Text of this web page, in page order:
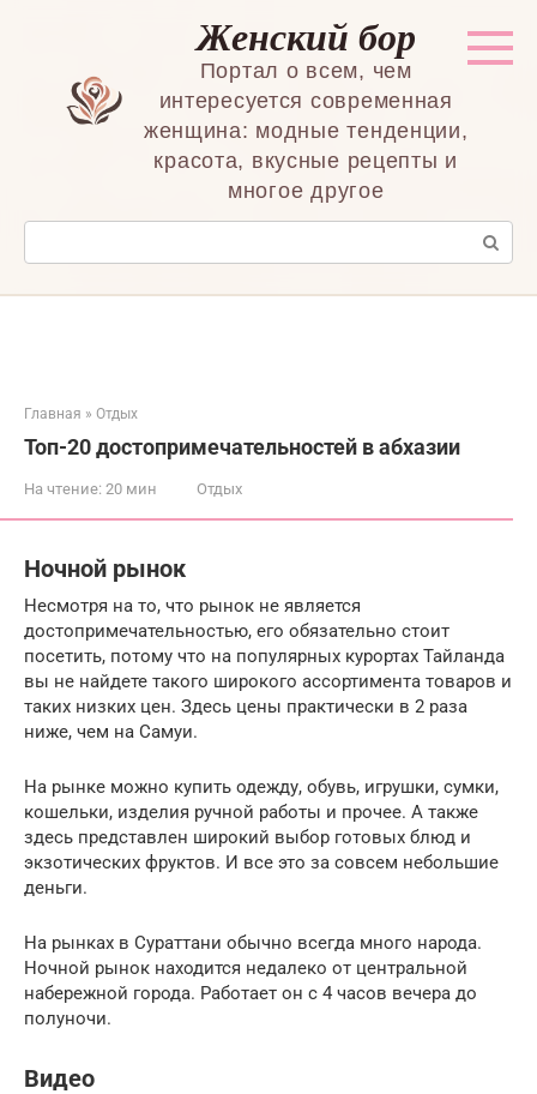
Женский бор
Портал о всем, чем
интересуется современная
женщина: модные тенденции,
красота, вкусные рецепты и
многое другое
Поиск:
Главная » Отдых
Топ-20 достопримечательностей в абхазии
На чтение: 20 мин Отдых
Ночной рынок
Несмотря на то, что рынок не является
достопримечательностью, его обязательно стоит
посетить, потому что на популярных курортах Тайланда
вы не найдете такого широкого ассортимента товаров и
таких низких цен. Здесь цены практически в 2 раза
ниже, чем на Самуи.
На рынке можно купить одежду, обувь, игрушки, сумки,
кошельки, изделия ручной работы и прочее. А также
здесь представлен широкий выбор готовых блюд и
экзотических фруктов. И все это за совсем небольшие
деньги.
На рынках в Сураттани обычно всегда много народа.
Ночной рынок находится недалеко от центральной
набережной города. Работает он с 4 часов вечера до
полуночи.
Видео